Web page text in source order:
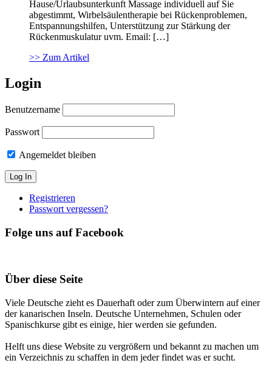
Hause/Urlaubsunterkunft Massage individuell auf Sie
abgestimmt, Wirbelsäulentherapie bei Rückenproblemen,
Entspannungshilfen, Unterstützung zur Stärkung der
Rückenmuskulatur uvm. Email: […]
>> Zum Artikel
Login
Benutzername
Passwort
Angemeldet bleiben
Registrieren
Passwort vergessen?
Folge uns auf Facebook
Über diese Seite
Viele Deutsche zieht es Dauerhaft oder zum Überwintern auf einer
der kanarischen Inseln. Deutsche Unternehmen, Schulen oder
Spanischkurse gibt es einige, hier werden sie gefunden.
Helft uns diese Website zu vergrößern und bekannt zu machen um
ein Verzeichnis zu schaffen in dem jeder findet was er sucht.